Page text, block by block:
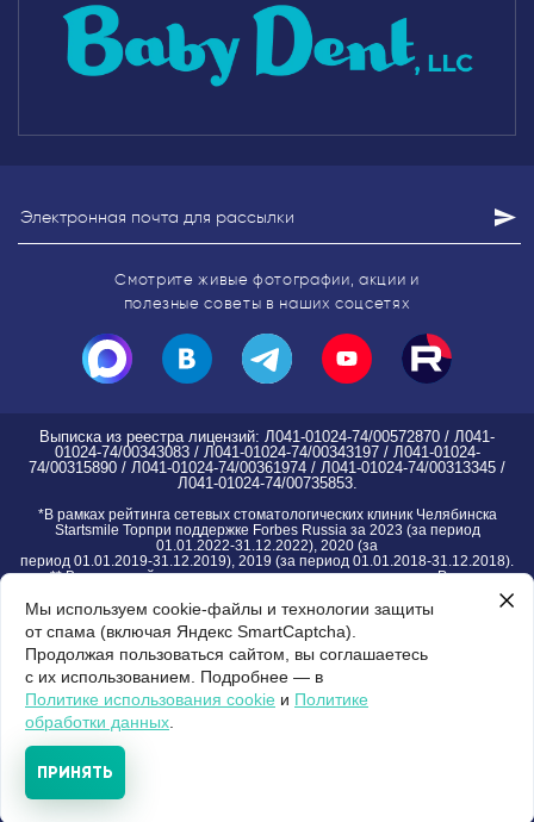
Мы используем cookie-файлы и технологии защиты
от спама (включая Яндекс SmartCaptcha).
Продолжая пользоваться сайтом, вы соглашаетесь
с их использованием. Подробнее — в
Политике использования cookie и Политике
обработки данных
ПРИНЯТЬ
Смотрите живые фотографии, акции и
полезные советы в наших соцсетях
Выписка из реестра лицензий: Л041-01024-74/00572870 / Л041-
01024-74/00343083 / Л041-01024-74/00343197 / Л041-01024-
74/00315890 / Л041-01024-74/00361974 / Л041-01024-74/00313345 /
Л041-01024-74/00735853.
*В рамках рейтинга сетевых стоматологических клиник Челябинска
Startsmile Topпри поддержке Forbes Russia за 2023 (за период
01.01.2022-31.12.2022), 2020 (за
период 01.01.2019-31.12.2019), 2019 (за период 01.01.2018-31.12.2018).
** В рамках рейтинга частных стоматологических клиник России
01.01.2023-31.12.2023)
*** В рамках рейтинга Startsmile детских стоматологических клиник
Челябинска за 2021
Правовая информация группы клиник | Пользовательское соглашение |
для слабовидящих